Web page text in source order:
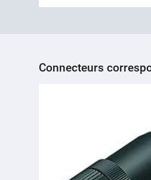
Connecteurs